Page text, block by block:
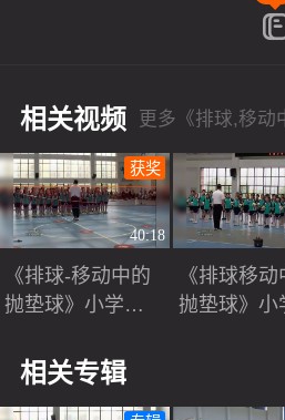
相关视频
40:18
获奖
《排球-移动中的
抛垫球》小学四
024优质课评比一
等奖视频
《排球移动
抛垫球》小
相关专辑